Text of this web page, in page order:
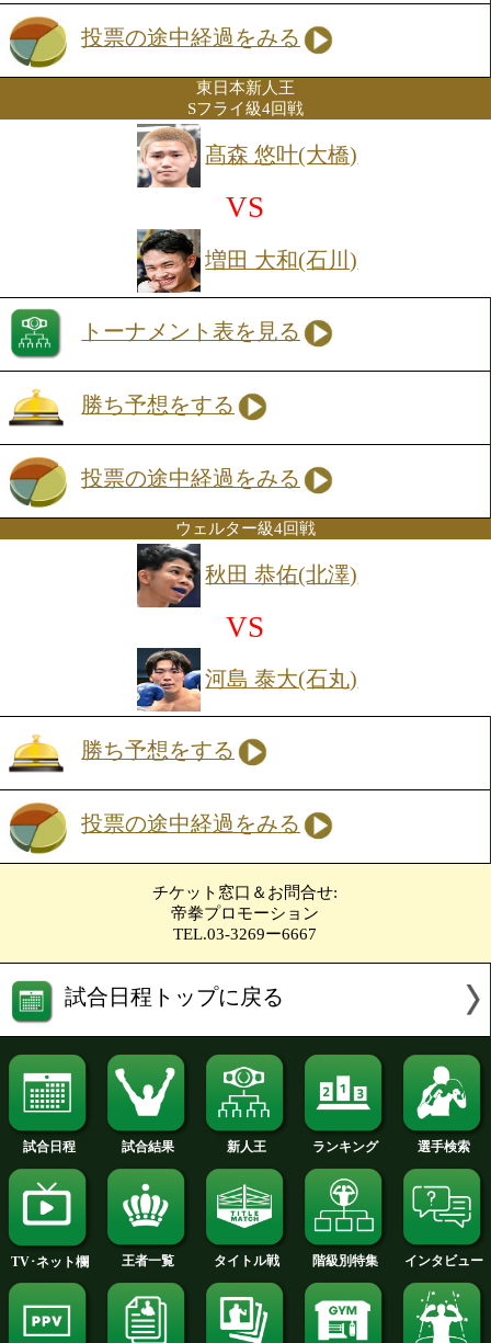
1年ぶりの実戦となる渡辺は、前進しな
な手数で圧力をかける左ファイター。
転力を生かし、得意の展開へ持ち込み
方、B級初戦の高橋は、決定力十分の左
ートと右フックを武器とするサウスポ
脱出へ強い覚悟を持ってリングに上が
的なスタイル同士だけに、序盤から激
戦も予感させる一戦だ。
Sフェザー級4回戦
保木井 樹(FUNABASHI)
VS
大和 総支配人(協栄)
トーナメント表を見る
勝ち予想をする
東日本新人王
Sフライ級4回戦
髙森 悠叶(大橋)
VS
増田 大和(石川)
トーナメント表を見る
勝ち予想をする
投票の途中経過をみる